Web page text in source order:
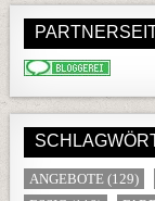
ANGEBOTE (129)